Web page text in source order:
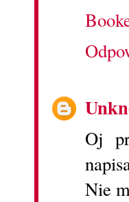
Oj
Nie